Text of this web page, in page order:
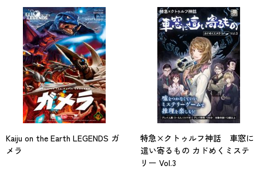
Kaiju on the Earth LEGENDS ガ
メラ
特急×クトゥルフ神話 車窓に
這い寄るもの カドめくミステ
リー Vol.3